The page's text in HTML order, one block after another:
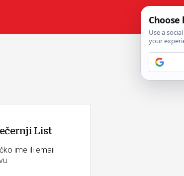
List
ime ili email